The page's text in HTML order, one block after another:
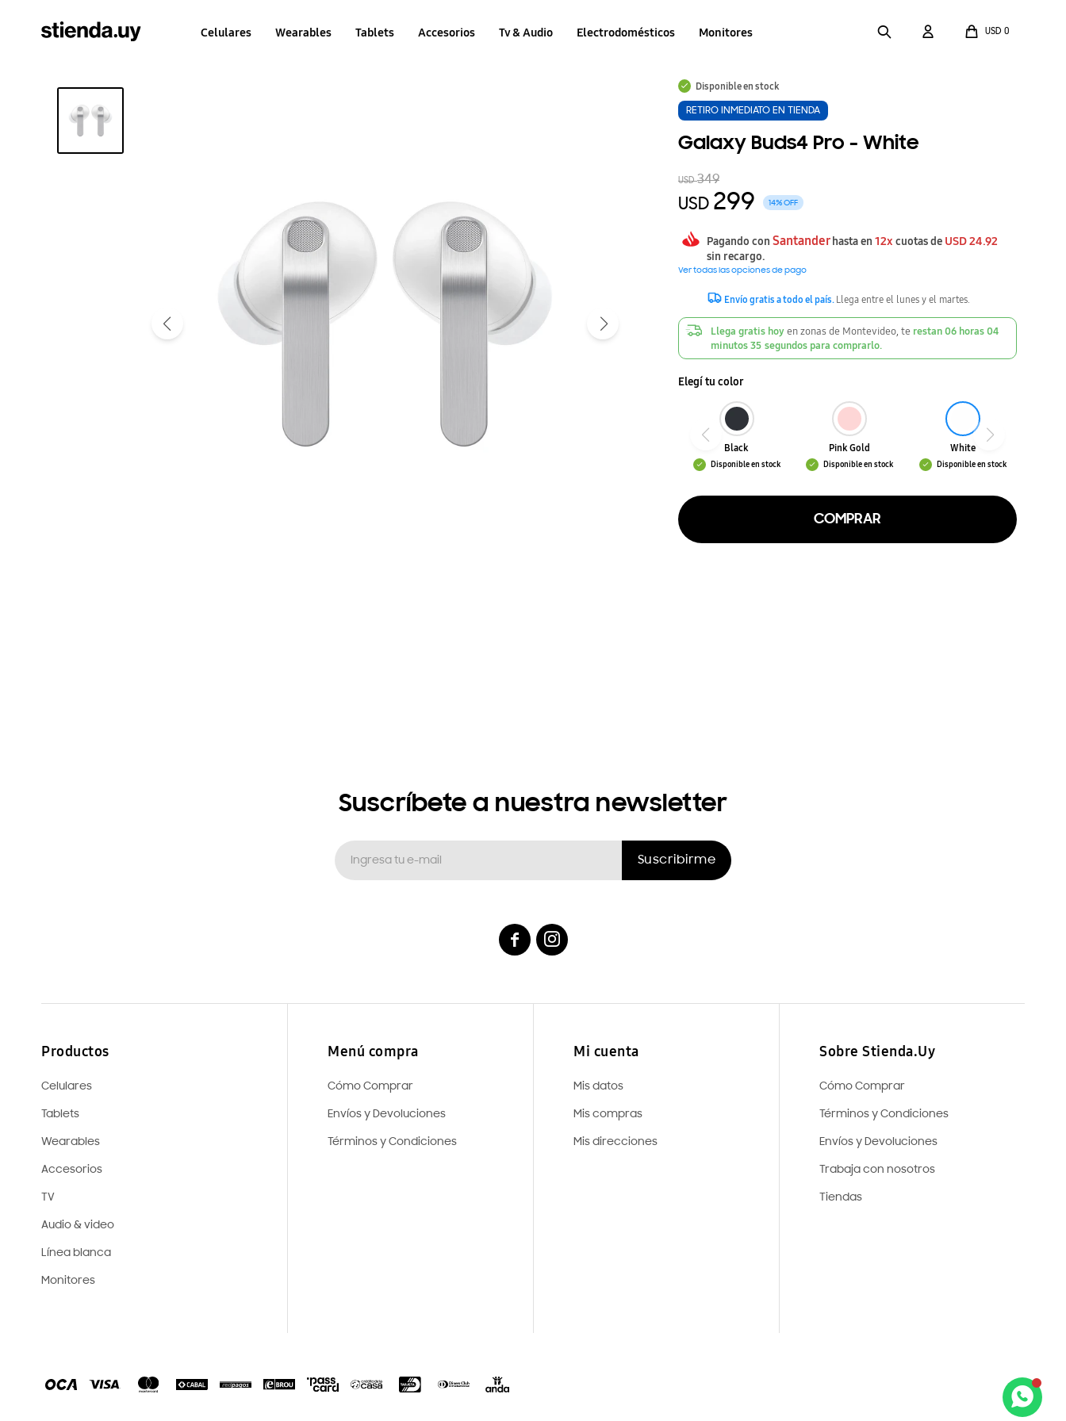
Celulares Wearables Tablets Accesorios Tv & Audio Electrodomésticos Monitores USD 0
Disponible en stock
RETIRO INMEDIATO EN TIENDA
Galaxy Buds4 Pro - White
USD 349
USD 299 14
Pagando con Santander hasta en 12x cuotas de USD24.92
sin recargo.
Ver todas las opciones de pago
Envío gratis a todo el país. Llega entre el lunes y el martes.
Llega gratis hoyen zonas de Montevideo, te restan06 horas04
minutos35 segundos para comprarlo.
Elegí tu color
Black
Disponible en stock
Pink Gold
Disponible en stock
White
Disponible en stock
COMPRAR
Sobre Stienda.Uy
Cómo Comprar
Términos y Condiciones
Envíos y Devoluciones
Trabaja con nosotros
Tiendas
Menú compra
Cómo Comprar
Envíos y Devoluciones
Términos y Condiciones
Mi cuenta
Mis datos
Mis compras
Mis direcciones
Productos
Celulares
Tablets
Wearables
Accesorios
TV
Audio & video
Línea blanca
Monitores
Suscríbete a nuestra newsletter
Suscribirme
 